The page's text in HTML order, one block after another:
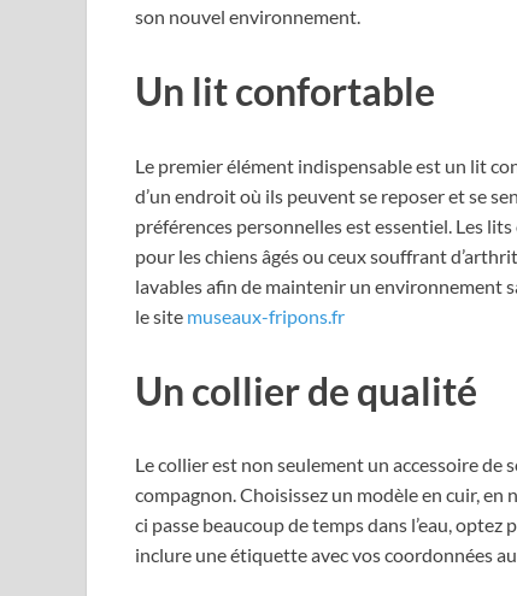
son nouvel environnement.
Un lit confortable
Le premier élément indispensable est un lit
d’un endroit où ils peuvent se reposer et se
préférences personnelles est essentiel. Les
pour les chiens âgés ou ceux souffrant
lavables afin de maintenir un environnement
le site museaux-fripons.fr
Un collier de qualité
Le collier est non seulement un accessoire
compagnon. Choisissez un modèle en cuir,
ci passe beaucoup de temps dans l’eau,
inclure une étiquette avec vos coordonnées